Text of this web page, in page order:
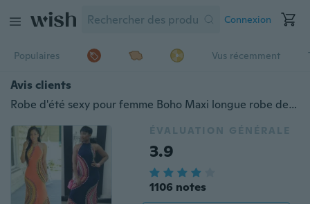
Connexion
Populaires Vus récemment
Avis clients
Robe d'été sexy pour femme Boho Maxi longue robe de soirée robe de plage robe d'été
ÉVALUATION GÉNÉRALE
3.9
1106 notes